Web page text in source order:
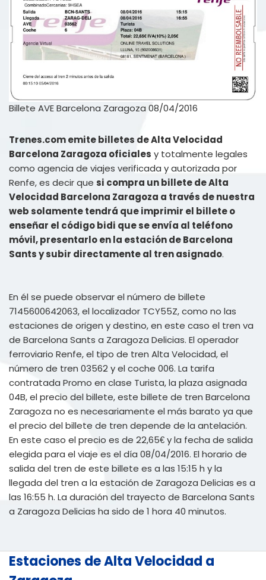
Billete AVE Barcelona Zaragoza 08/04/2016
Trenes.com emite billetes de Alta Velocidad
Barcelona Zaragoza oficiales y totalmente legales
como agencia de viajes verificada y autorizada por
Renfe, es decir que si compra un billete de Alta
Velocidad Barcelona Zaragoza a través de nuestra
web solamente tendrá que imprimir el billete o
enseñar el código bidi que se envía al teléfono
móvil, presentarlo en la estación de Barcelona
Sants y subir directamente al tren asignado.
En él se puede observar el número de billete
7145600642063, el localizador TCY55Z, como no las
estaciones de origen y destino, en este caso el tren va
de Barcelona Sants a Zaragoza Delicias. El operador
ferroviario Renfe, el tipo de tren Alta Velocidad, el
número de tren 03562 y el coche 006. La tarifa
contratada Promo en clase Turista, la plaza asignada
04B, el precio del billete, este billete de tren Barcelona
Zaragoza no es necesariamente el más barato ya que
el precio del billete de tren depende de la antelación.
En este caso el precio es de 22,65€ y la fecha de salida
elegida para el viaje es el día 08/04/2016. El horario de
salida del tren de este billete es a las 15:15 h y la
llegada del tren a la estación de Zaragoza Delicias es a
las 16:55 h. La duración del trayecto de Barcelona Sants
a Zaragoza Delicias ha sido de 1 hora 40 minutos.
Estaciones de Alta Velocidad a